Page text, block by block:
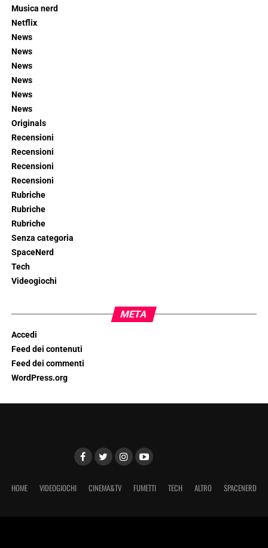
Musica nerd
Netflix
News
News
News
News
News
News
Originals
Recensioni
Recensioni
Recensioni
Recensioni
Rubriche
Rubriche
Rubriche
Senza categoria
SpaceNerd
Tech
Videogiochi
META
Accedi
Feed dei contenuti
Feed dei commenti
WordPress.org
HOME VIDEOGIOCHI CINEMA&TV FUMETTI TECH ALTRO SPACENERD